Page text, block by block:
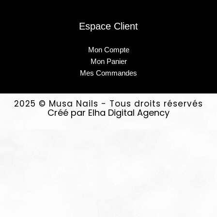
Espace Client
Mon Compte
Mon Panier
Mes Commandes
2025 © Musa Nails - Tous droits réservés
Créé par Elha Digital Agency